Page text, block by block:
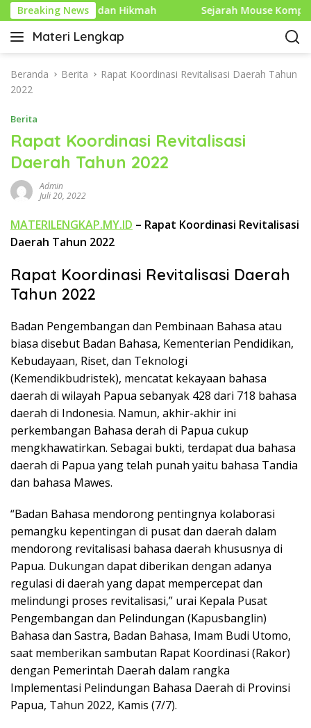
a
Breaking News
Makna dan Hikmah Sejarah Mouse Komputer:
Materi Lengkap
I
f
e
n
d
i
i
a
n
e
g
a
p
Beranda Berita
Rapat Koordinasi Revitalisasi Daerah Tahun
2022
Berita
Rapat Koordinasi Revitalisasi
Daerah Tahun 2022
Admin
Juli 20, 2022
MATERILENGKAP.MY.ID – Rapat Koordinasi Revitalisasi
Daerah Tahun 2022
Rapat Koordinasi Revitalisasi Daerah
Tahun 2022
Badan Pengembangan dan Pembinaan Bahasa atau
biasa disebut Badan Bahasa, Kementerian Pendidikan,
Kebudayaan, Riset, dan Teknologi
(Kemendikbudristek), mencatat kekayaan bahasa
daerah di wilayah Papua sebanyak 428 dari 718 bahasa
daerah di Indonesia. Namun, akhir-akhir ini
perkembangan Bahasa derah di Papua cukup
mengkhawatirkan. Sebagai bukti, terdapat dua bahasa
daerah di Papua yang telah punah yaitu bahasa Tandia
dan bahasa Mawes.
“Badan Bahasa mendorong pentingnya kolaborasi
pemangku kepentingan di pusat dan daerah dalam
mendorong revitalisasi bahasa daerah khususnya di
Papua. Dukungan dapat diberikan dengan adanya
regulasi di daerah yang dapat mempercepat dan
melindungi proses revitalisasi,” urai Kepala Pusat
Pengembangan dan Pelindungan (Kapusbanglin)
Bahasa dan Sastra, Badan Bahasa, Imam Budi Utomo,
saat memberikan sambutan Rapat Koordinasi (Rakor)
dengan Pemerintah Daerah dalam rangka
Implementasi Pelindungan Bahasa Daerah di Provinsi
Papua, Tahun 2022, Kamis (7/7).